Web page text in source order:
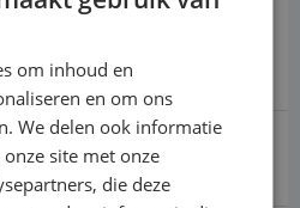
kun je een afspraak inplannen bij de
via de website.
zomerbanden geleverd. Banden
set.
om inhoud en
en om ons
We delen ook informatie
site met onze
die deze